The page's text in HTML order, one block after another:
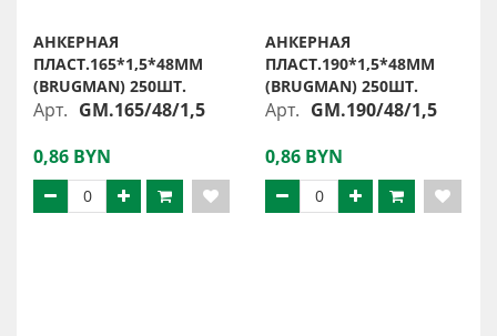
АНКЕРНАЯ
ПЛАСТ.165*1,5*48ММ
(BRUGMAN) 250ШТ.
Арт. GM.165/48/1,5
0,86 BYN
АНКЕРНАЯ
ПЛАСТ.190*1,5*48ММ
(BRUGMAN) 250ШТ.
Арт. GM.190/48/1,5
0,86 BYN